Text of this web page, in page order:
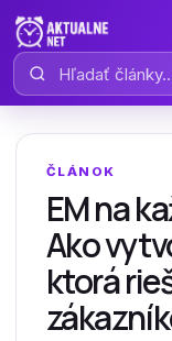
Hľadať články
ČLÁNOK
EM na
Ako
ktorá